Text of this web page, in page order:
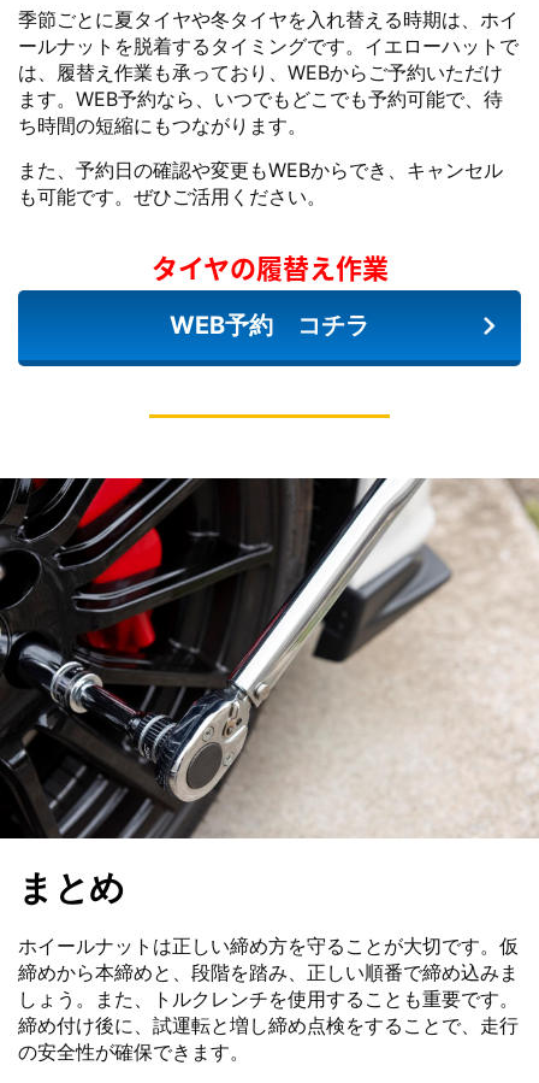
季節ごとに夏タイヤや冬タイヤを入れ替える時期は、ホイ
ールナットを脱着するタイミングです。イエローハットで
は、履替え作業も承っており、WEBからご予約いただけ
ます。WEB予約なら、いつでもどこでも予約可能で、待
ち時間の短縮にもつながります。
また、予約日の確認や変更もWEBからでき、キャンセル
も可能です。ぜひご活用ください。
タイヤの履替え作業
WEB予約 コチラ
まとめ
ホイールナットは正しい締め方を守ることが大切です。仮
締めから本締めと、段階を踏み、正しい順番で締め込みま
しょう。また、トルクレンチを使用することも重要です。
締め付け後に、試運転と増し締め点検をすることで、走行
の安全性が確保できます。